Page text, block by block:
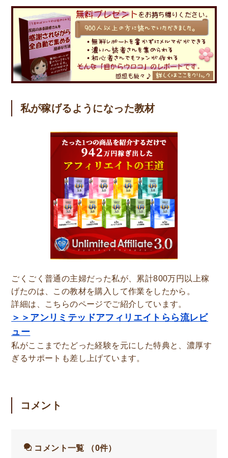
私が稼げるようになった教材
ごくごく普通の主婦だった私が、累計800万円以上稼
げたのは、この教材を購入して作業をしたから。
詳細は、こちらのページでご紹介しています。
＞＞アンリミテッドアフィリエイトらら流レビ
ュー
私がここまでたどった経験を元にした特典と、濃厚す
ぎるサポートも差し上げています。
コメント
コメント一覧 （0件）